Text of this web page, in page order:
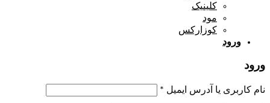
کلینیک
مود
کوزارکس
ورود
ورود
نام کاربری یا آدرس ایمیل *